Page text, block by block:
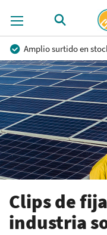
Amplio surtido en
Precios competitivos
Asesoramiento
Posibilidad de crear
Clips de
industria